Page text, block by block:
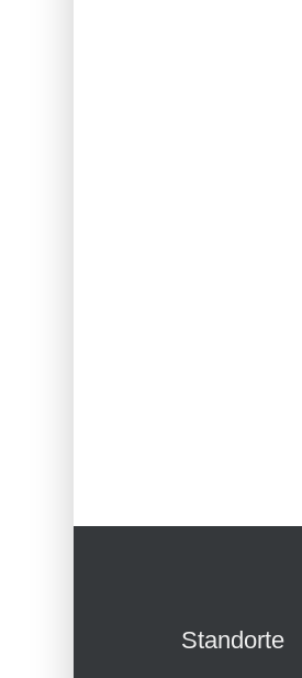
Standorte